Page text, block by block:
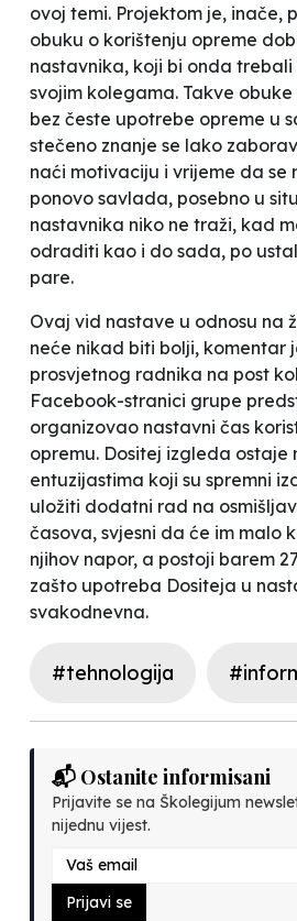
ovoj temi. Projektom je, inače,
obuku o korištenju opreme
nastavnika, koji bi onda
svojim kolegama. Takve
bez česte upotrebe opreme u
stečeno znanje se lako
naći motivaciju i vrijeme da se
ponovo savlada, posebno u
nastavnika niko ne traži, kad
odraditi kao i do sada, po
pare.
Ovaj vid nastave u odnosu na
neće nikad biti bolji, komentar
prosvjetnog radnika na post
Facebook-stranici grupe
organizovao nastavni čas
opremu. Dositej izgleda ostaje
entuzijastima koji su spremni
uložiti dodatni rad na
časova, svjesni da će im malo
njihov napor, a postoji barem
zašto upotreba Dositeja u
svakodnevna.
#tehnologija
📬 Ostanite informisani
Prijavite se na Školegijum
nijednu vijest.
Prijavi se